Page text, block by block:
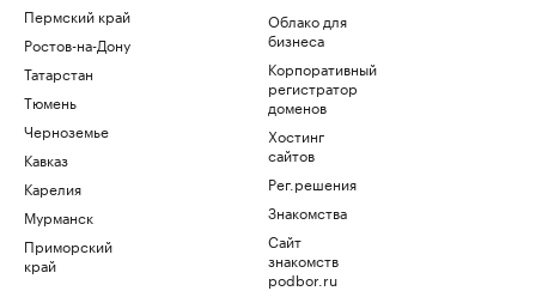
Пермский край
Ростов-на-Дону
Татарстан
Тюмень
Черноземье
Кавказ
Карелия
Мурманск
Приморский
край
Облако для
бизнеса
Корпоративный
регистратор
доменов
Хостинг
сайтов
Рег.решения
Знакомства
Сайт
знакомств
podbor.ru